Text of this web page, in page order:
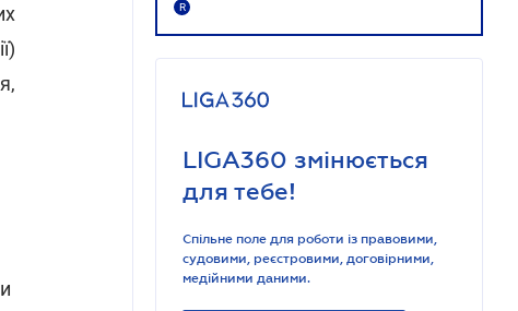
R
LIGA360 змінюється
для тебе!
Спільне поле для роботи із правовими,
судовими, реєстровими, договірними,
медійними даними.